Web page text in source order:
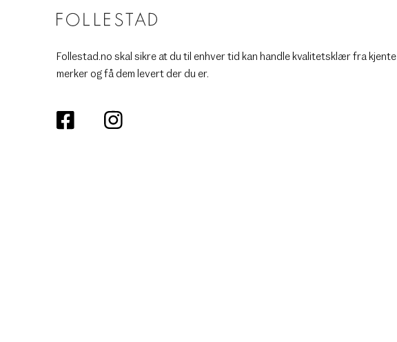
Follestad.no skal sikre at du til enhver tid kan handle kvalitetsklær fra kjente
merker og få dem levert der du er.